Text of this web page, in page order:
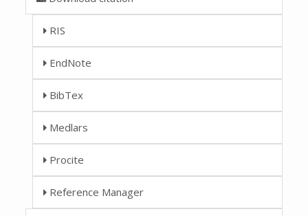
RIS
EndNote
BibTex
Medlars
Procite
Reference Manager